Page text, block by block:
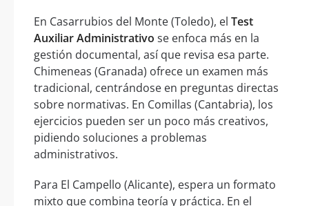
En Casarrubios del Monte (Toledo), el Test
Auxiliar Administrativo se enfoca más en la
gestión documental, así que revisa esa parte.
Chimeneas (Granada) ofrece un examen más
tradicional, centrándose en preguntas directas
sobre normativas. En Comillas (Cantabria), los
ejercicios pueden ser un poco más creativos,
pidiendo soluciones a problemas
administrativos.
Para El Campello (Alicante), espera un formato
mixto que combina teoría y práctica. En el